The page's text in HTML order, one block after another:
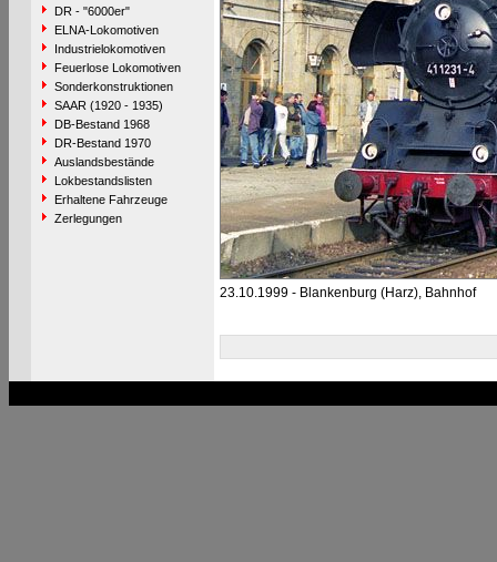
DR - "6000er"
ELNA-Lokomotiven
Industrielokomotiven
Feuerlose Lokomotiven
Sonderkonstruktionen
SAAR (1920 - 1935)
DB-Bestand 1968
DR-Bestand 1970
Auslandsbestände
Lokbestandslisten
Erhaltene Fahrzeuge
Zerlegungen
23.10.1999 - Blankenburg (Harz), Bahnhof